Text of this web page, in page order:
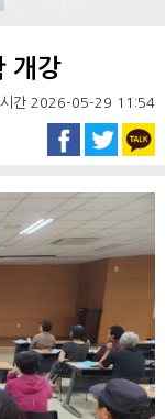
개강
시간 2026-05-29 11:54